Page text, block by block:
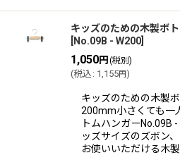
キッズのための木製ボ
No.09B - W200
1,050円 (税別)
(税込 : 1,155円)
キッズのための木製
200mm小さくても一
トムハンガーNo.09B
ッズサイズのズボン
お使いいただける木製